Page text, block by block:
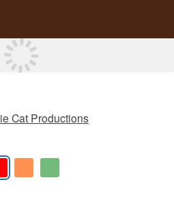
Cat Productions